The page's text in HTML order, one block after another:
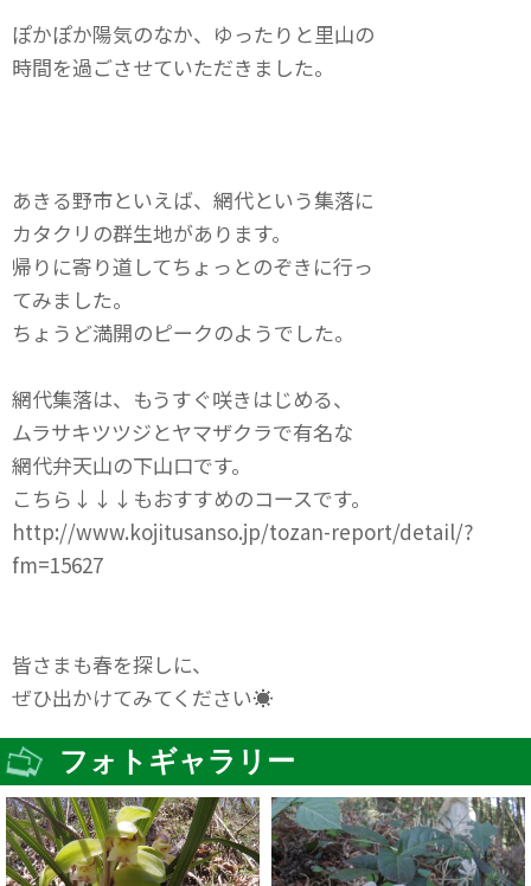
ぽかぽか陽気のなか、ゆったりと里山の
時間を過ごさせていただきました。
あきる野市といえば、網代という集落に
カタクリの群生地があります。
帰りに寄り道してちょっとのぞきに行っ
てみました。
ちょうど満開のピークのようでした。
網代集落は、もうすぐ咲きはじめる、
ムラサキツツジとヤマザクラで有名な
網代弁天山の下山口です。
こちら↓↓↓もおすすめのコースです。
http://www.kojitusanso.jp/tozan-report/detail/?
fm=15627
皆さまも春を探しに、
ぜひ出かけてみてください☀
フォトギャラリー